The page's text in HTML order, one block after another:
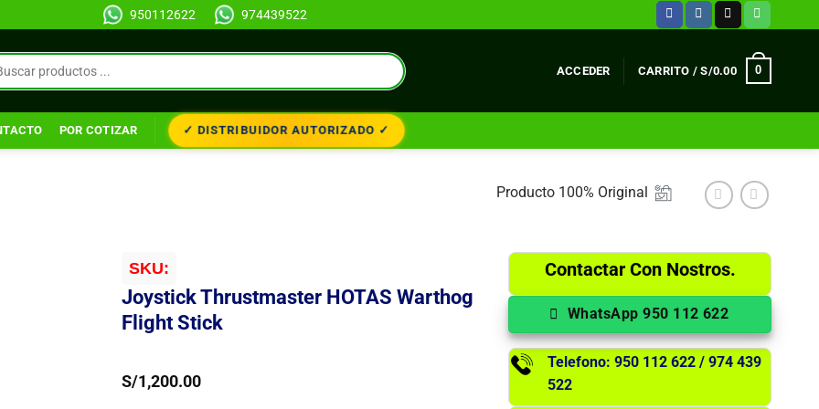
950112622 974439522
ACCEDER CARRITO /S/0.00 0
POR COTIZAR ✓ DISTRIBUIDOR AUTORIZADO ✓
Producto 100% Original
SKU:
Joystick Thrustmaster HOTAS Warthog
Flight Stick
S/1,200.00
Contactar Con Nostros.
WhatsApp 950 112 622
Telefono: 950 112 622 / 974 439
522